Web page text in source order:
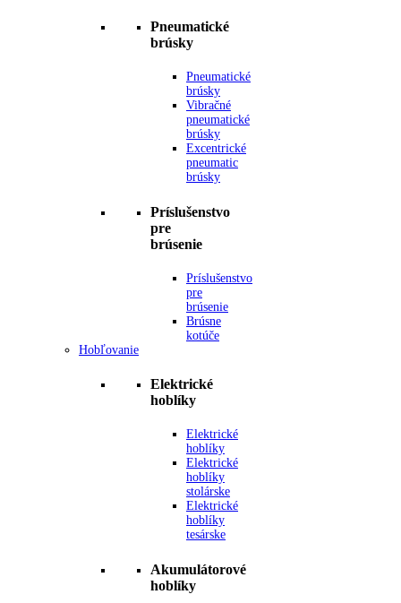
Pneumatické
brúsky
Pneumatické
brúsky
Vibračné
pneumatické
brúsky
Excentrické
pneumatic
brúsky
Príslušenstvo
pre
brúsenie
Príslušenstvo
pre
brúsenie
Brúsne
kotúče
Hobľovanie
Elektrické
hoblíky
Elektrické
hoblíky
Elektrické
hoblíky
stolárske
Elektrické
hoblíky
tesárske
Akumulátorové
hoblíky